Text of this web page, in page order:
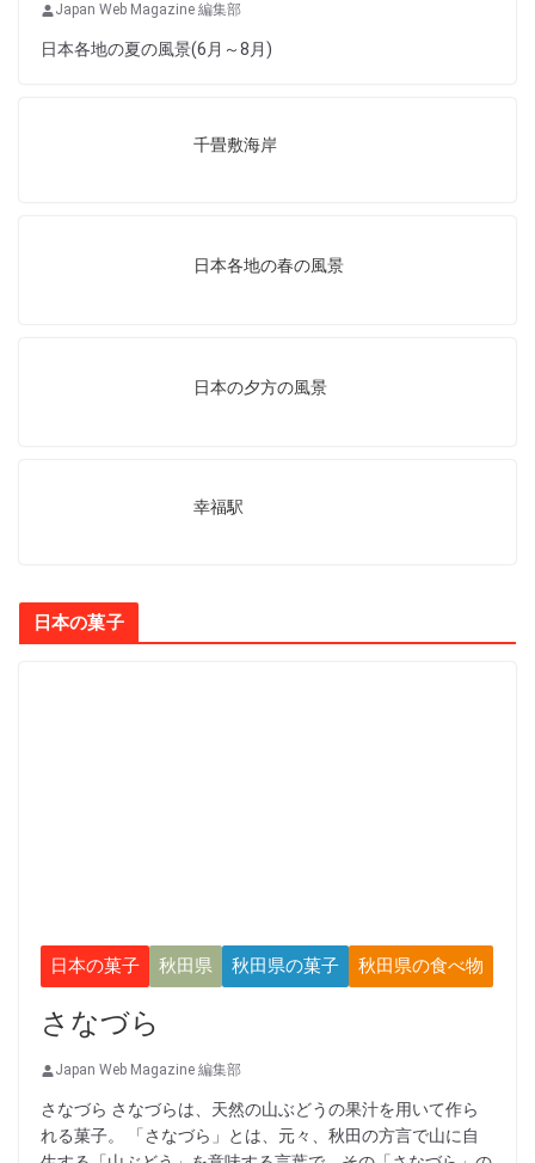
Japan Web Magazine 編集部
日本各地の夏の風景(6月～8月)
千畳敷海岸
日本各地の春の風景
日本の夕方の風景
幸福駅
日本の菓子
日本の菓子 秋田県 秋田県の菓子 秋田県の食べ物
さなづら
Japan Web Magazine 編集部
さなづら さなづらは、天然の山ぶどうの果汁を用いて作ら
れる菓子。 「さなづら」とは、元々、秋田の方言で山に自